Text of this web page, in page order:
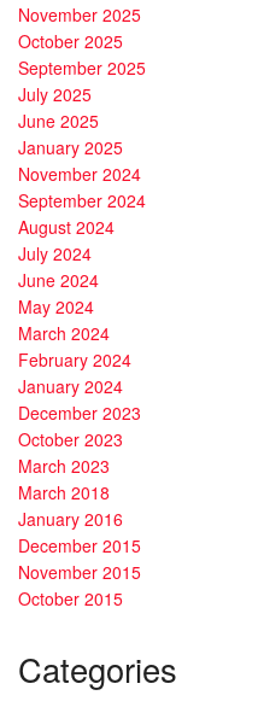
November 2025
October 2025
September 2025
July 2025
June 2025
January 2025
November 2024
September 2024
August 2024
July 2024
June 2024
May 2024
March 2024
February 2024
January 2024
December 2023
October 2023
March 2023
March 2018
January 2016
December 2015
November 2015
October 2015
Categories